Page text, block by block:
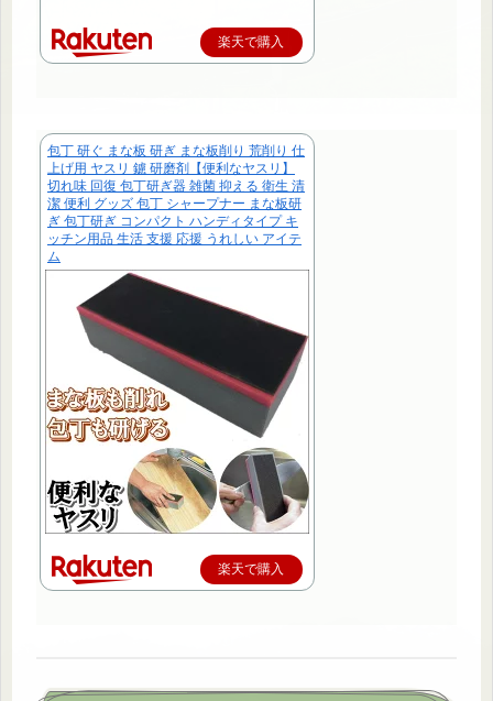
楽天で購入
包丁 研ぐ まな板 研ぎ まな板削り 荒削り 仕
上げ用 ヤスリ 鑢 研磨剤【便利なヤスリ】
切れ味 回復 包丁研ぎ器 雑菌 抑える 衛生 清
潔 便利 グッズ 包丁 シャープナー まな板研
ぎ 包丁研ぎ コンパクト ハンディタイプ キ
ッチン用品 生活 支援 応援 うれしい アイテ
ム
楽天で購入